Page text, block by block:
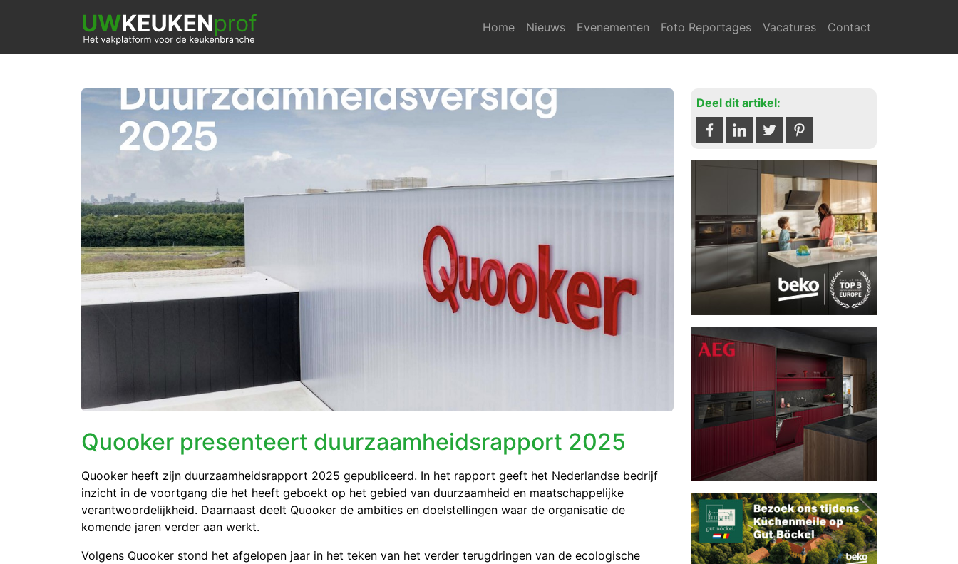
Home Nieuws Evenementen Foto Reportages Vacatures Contact
Quooker presenteert duurzaamheidsrapport 2025
Quooker heeft zijn duurzaamheidsrapport 2025 gepubliceerd. In het rapport geeft het Nederlandse bedrijf
inzicht in de voortgang die het heeft geboekt op het gebied van duurzaamheid en maatschappelijke
verantwoordelijkheid. Daarnaast deelt Quooker de ambities en doelstellingen waar de organisatie de
komende jaren verder aan werkt.
Volgens Quooker stond het afgelopen jaar in het teken van het verder terugdringen van de ecologische
Deel dit artikel: